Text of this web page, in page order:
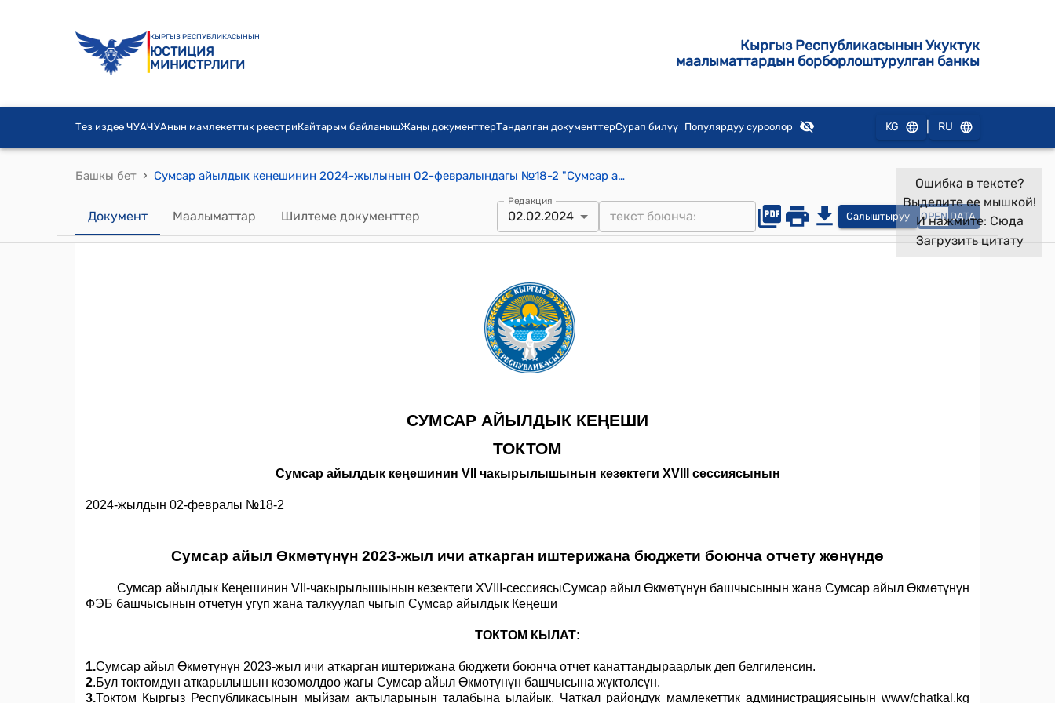
КЫРГЫЗ РЕСПУБЛИКАСЫНЫН
ЮСТИЦИЯ
МИНИСТРЛИГИ
Кыргыз Республикасынын Укуктук
маалыматтардын борборлоштурулган банкы
Тез издөө ЧУАЧУАнын мамлекеттик реестриКайтарым байланышЖаңы документтерТандалган документтерСурап билүү Популярдуу суроолор KG RU
Башкы бет › Сумсар айылдык кеңешинин 2024-жылынын 02-февралындагы №18-2 "Сумсар айыл Өкмөтүнүн 2023-жыл ичи аткарган иштерижана бюджети боюнча отчету жөнүндө" токтому
Документ Маалыматтар Шилтеме документтер
Редакция
02.02.2024 Салыштыруу OPEN DATA
Ошибка в тексте?
Выделите ее мышкой!
И нажмите: Сюда
Загрузить цитату